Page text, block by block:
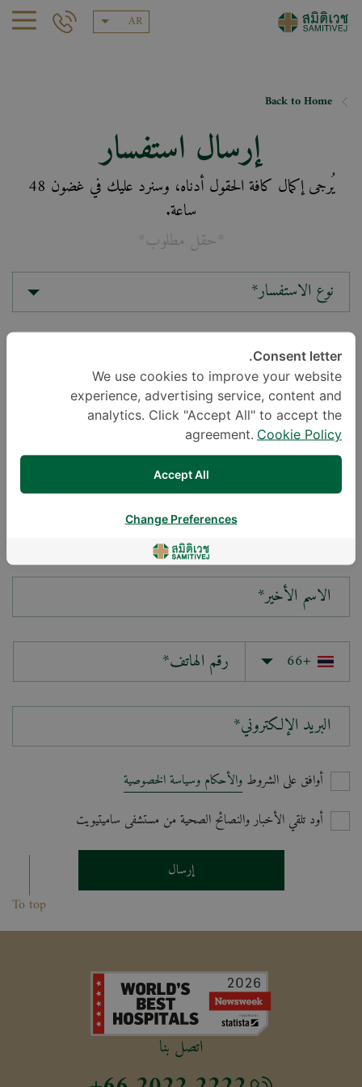
AR
Back to Home
إرسال استفسار
يُرجى إكمال كافة الحقول أدناه، وسنرد عليك في غضون 48
ساعة.
*حقل مطلوب*
نوع الاستفسار*
الموقع*
سؤالك*
الاسم الأخير*
البريد الإلكتروني*
أوافق على الشروط والأحكام وسياسة الخصوصية
أود تلقي الأخبار والنصائح الصحية من مستشفى ساميتيويت
إرسال
To top
اتصل بنا
Consent letter.
We use cookies to improve your website
experience, advertising service, content and
analytics. Click "Accept All" to accept the
agreement. Cookie Policy
Accept All
Change Preferences